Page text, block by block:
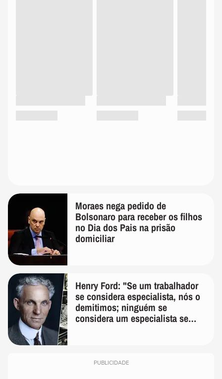
Moraes nega pedido de
Bolsonaro para receber os filhos
no Dia dos Pais na prisão
domiciliar
Henry Ford: "Se um trabalhador
se considera especialista, nós o
demitimos; ninguém se
considera um especialista se
PUBLICIDADE